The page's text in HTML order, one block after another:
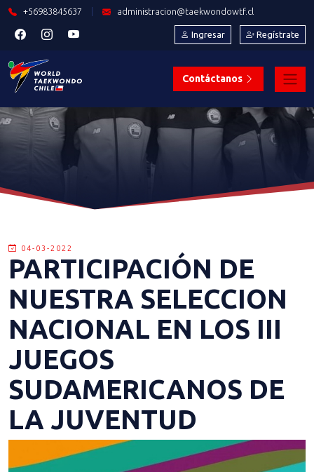
04-03-2022
PARTICIPACIÓN DE
NUESTRA SELECCION
NACIONAL EN LOS III
JUEGOS
SUDAMERICANOS DE
LA JUVENTUD
+56983845637 administracion@taekwondowtf.cl
Ingresar Regístrate
Contáctanos